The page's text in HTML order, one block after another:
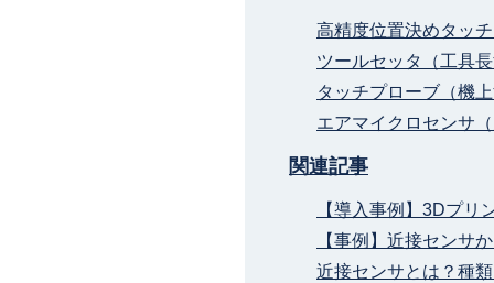
高精度位置決めタッ
ツールセッタ（工具
タッチプローブ（機
エアマイクロセンサ
関連記事
【導入事例】3Dプリ
【事例】近接センサ
近接センサとは？種